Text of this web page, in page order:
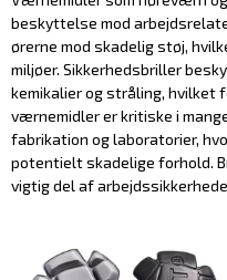
beskyttelse mod
ørerne mod skadelig støj,
miljøer. Sikkerhedsbriller
kemikalier og stråling, hvilket
værnemidler er kritiske i
fabrikation og laboratorier,
potentielt skadelige forhold.
vigtig del af